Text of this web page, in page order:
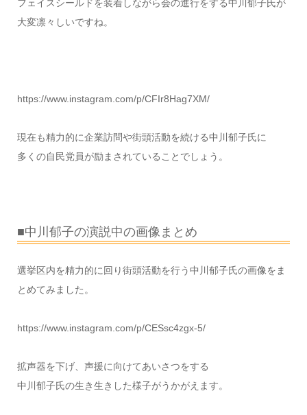
フェイスシールドを装着しながら会の進行をする中川郁子氏が
大変凛々しいですね。
https://www.instagram.com/p/CFIr8Hag7XM/
現在も精力的に企業訪問や街頭活動を続ける中川郁子氏に
多くの自民党員が励まされていることでしょう。
■中川郁子の演説中の画像まとめ
選挙区内を精力的に回り街頭活動を行う中川郁子氏の画像をま
とめてみました。
https://www.instagram.com/p/CESsc4zgx-5/
拡声器を下げ、声援に向けてあいさつをする
中川郁子氏の生き生きした様子がうかがえます。